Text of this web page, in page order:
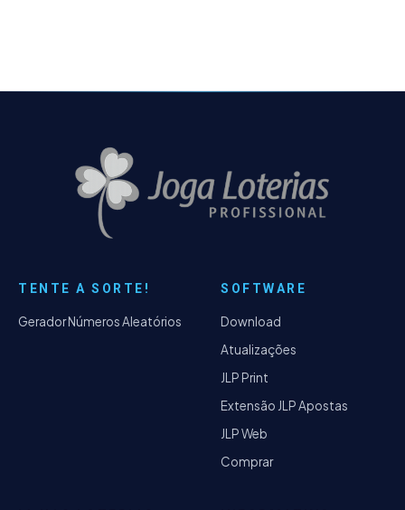
TENTE A SORTE!
Gerador Números Aleatórios
SOFTWARE
Download
Atualizações
JLP Print
Extensão JLP Apostas
JLP Web
Comprar